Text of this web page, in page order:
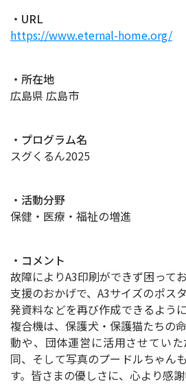
・URL
https://www.eternal-home.org/
・所在地
広島県 広島市
・プログラム名
スグくるん2025
・活動分野
保健・医療・福祉の増進
・コメント
故障によりA3印刷ができず困って
支援のおかげで、A3サイズのポス
発資料などを再び作成できるよう
複合機は、保護犬・保護猫たちの
動や、団体運営に活用させてい
同、そして写真のプードルちゃん
す。皆さまの優しさに、心より感謝